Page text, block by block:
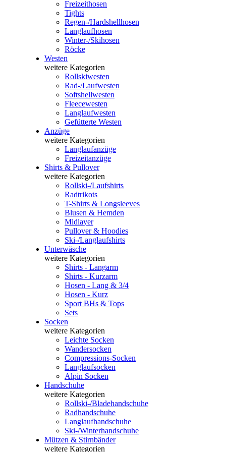
Freizeithosen
Tights
Regen-/Hardshellhosen
Langlaufhosen
Winter-/Skihosen
Röcke
Westen
weitere Kategorien
Rollskiwesten
Rad-/Laufwesten
Softshellwesten
Fleecewesten
Langlaufwesten
Gefütterte Westen
Anzüge
weitere Kategorien
Langlaufanzüge
Freizeitanzüge
Shirts & Pullover
weitere Kategorien
Rollski-/Laufshirts
Radtrikots
T-Shirts & Longsleeves
Blusen & Hemden
Midlayer
Pullover & Hoodies
Ski-/Langlaufshirts
Unterwäsche
weitere Kategorien
Shirts - Langarm
Shirts - Kurzarm
Hosen - Lang & 3/4
Hosen - Kurz
Sport BHs & Tops
Sets
Socken
weitere Kategorien
Leichte Socken
Wandersocken
Compressions-Socken
Langlaufsocken
Alpin Socken
Handschuhe
weitere Kategorien
Rollski-/Bladehandschuhe
Radhandschuhe
Langlaufhandschuhe
Ski-/Winterhandschuhe
Mützen & Stirnbänder
weitere Kategorien